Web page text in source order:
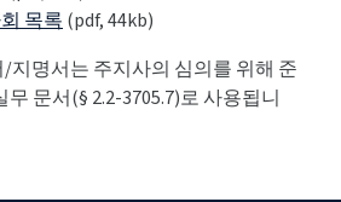
목록 (pdf, 44kb)
지명서는 주지사의 심의를 위해 준
문서(§ 2.2-3705.7)로 사용됩니